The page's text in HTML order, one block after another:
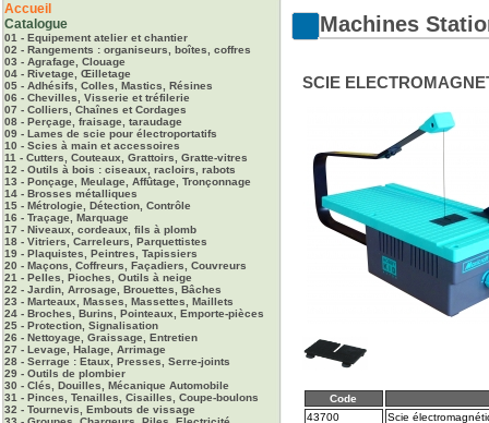
Accueil
Catalogue
01 - Equipement atelier et chantier
02 - Rangements : organiseurs, boîtes, coffres
03 - Agrafage, Clouage
04 - Rivetage, Œilletage
05 - Adhésifs, Colles, Mastics, Résines
06 - Chevilles, Visserie et tréfilerie
07 - Colliers, Chaînes et Cordages
08 - Perçage, fraisage, taraudage
09 - Lames de scie pour électroportatifs
10 - Scies à main et accessoires
11 - Cutters, Couteaux, Grattoirs, Gratte-vitres
12 - Outils à bois : ciseaux, racloirs, rabots
13 - Ponçage, Meulage, Affûtage, Tronçonnage
14 - Brosses métalliques
15 - Métrologie, Détection, Contrôle
16 - Traçage, Marquage
17 - Niveaux, cordeaux, fils à plomb
18 - Vitriers, Carreleurs, Parquettistes
19 - Plaquistes, Peintres, Tapissiers
20 - Maçons, Coffreurs, Façadiers, Couvreurs
21 - Pelles, Pioches, Outils à neige
22 - Jardin, Arrosage, Brouettes, Bâches
23 - Marteaux, Masses, Massettes, Maillets
24 - Broches, Burins, Pointeaux, Emporte-pièces
25 - Protection, Signalisation
26 - Nettoyage, Graissage, Entretien
27 - Levage, Halage, Arrimage
28 - Serrage : Etaux, Presses, Serre-joints
29 - Outils de plombier
30 - Clés, Douilles, Mécanique Automobile
31 - Pinces, Tenailles, Cisailles, Coupe-boulons
32 - Tournevis, Embouts de vissage
Machines
SCIE
Code
43700
Scie